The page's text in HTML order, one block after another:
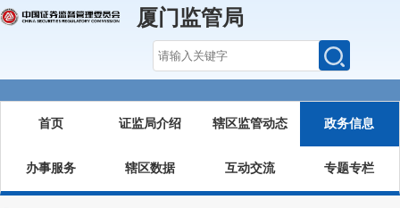
厦门监管局
首页 证监局介绍 辖区监管动态 政务信息
办事服务 辖区数据 互动交流 专题专栏